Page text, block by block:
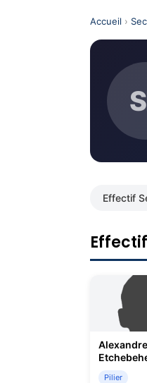
Accueil ›
Effectif
Alexandre
Pilier